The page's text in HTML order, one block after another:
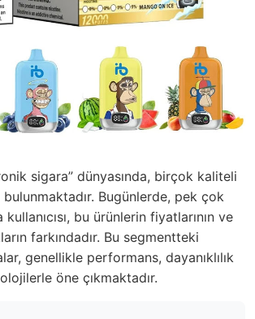
sigara” dünyasında, birçok kaliteli
Bugünlerde, pek çok
bu ürünlerin fiyatlarının ve
farkındadır. Bu segmentteki
genellikle performans, dayanıklılık
öne çıkmaktadır.